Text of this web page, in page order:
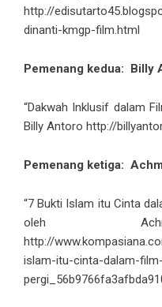
http://
dinanti-kmgp-film.html
Pemenang kedua: Billy
“Dakwah Inklusif dalam
Billy Antoro http://
Pemenang ketiga:
“7 Bukti Islam itu Cinta
oleh
http://
islam-itu-cinta-dalam-